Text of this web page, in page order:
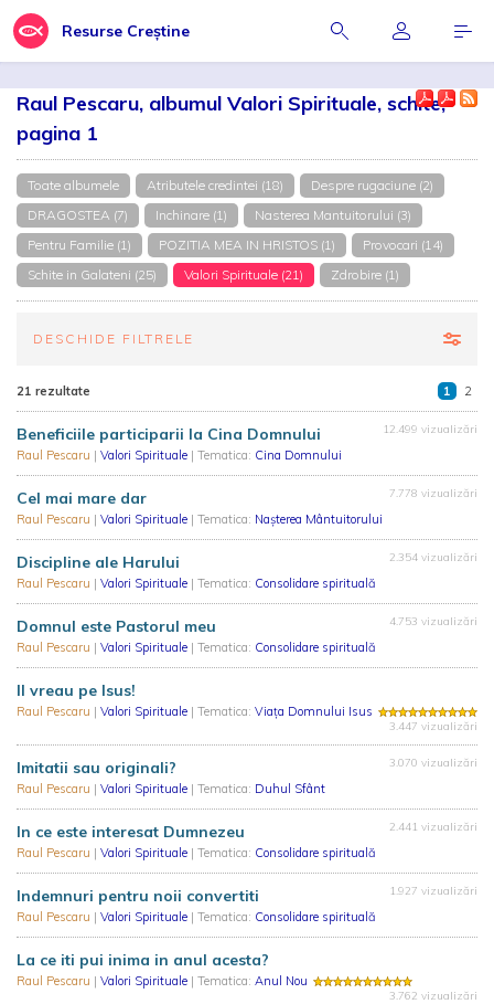
Resurse Creștine
Raul Pescaru, albumul Valori Spirituale, schite,
pagina 1
Toate albumele Atributele credintei (18)
Despre rugaciune (2)
DRAGOSTEA (7)
Inchinare (1)
Nasterea Mantuitorului (3)
Pentru Familie (1)
POZITIA MEA IN HRISTOS (1)
Provocari (14)
Schite in Galateni (25)
Valori Spirituale (21) Zdrobire (1)
DESCHIDE FILTRELE
21 rezultate 1 2
Beneficiile participarii la Cina Domnului
Raul Pescaru | Valori Spirituale | Tematica: Cina Domnului
12.499 vizualizări
Cel mai mare dar
Raul Pescaru | Valori Spirituale | Tematica: Nașterea Mântuitorului
7.778 vizualizări
Discipline ale Harului
Raul Pescaru | Valori Spirituale | Tematica: Consolidare spirituală
2.354 vizualizări
Domnul este Pastorul meu
Raul Pescaru | Valori Spirituale | Tematica: Consolidare spirituală
4.753 vizualizări
Il vreau pe Isus!
Raul Pescaru | Valori Spirituale | Tematica: Viața Domnului Isus
3.447 vizualizări
Imitatii sau originali?
Raul Pescaru | Valori Spirituale | Tematica: Duhul Sfânt
3.070 vizualizări
In ce este interesat Dumnezeu
Raul Pescaru | Valori Spirituale | Tematica: Consolidare spirituală
2.441 vizualizări
Indemnuri pentru noii convertiti
Raul Pescaru | Valori Spirituale | Tematica: Consolidare spirituală
1.927 vizualizări
La ce iti pui inima in anul acesta?
Raul Pescaru | Valori Spirituale | Tematica: Anul Nou
3.762 vizualizări